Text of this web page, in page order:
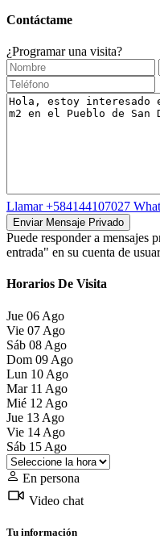
Contáctame
¿Programar una visita?
Llamar+584144107027
Puede responder a mensajes
entrada" en su cuenta de
Horarios De Visita
Jue 06 Ago
Vie 07 Ago
Sáb 08 Ago
Dom 09 Ago
Lun 10 Ago
Mar 11 Ago
Mié 12 Ago
Jue 13 Ago
Vie 14 Ago
Sáb 15 Ago
En persona
Video chat
Tu información